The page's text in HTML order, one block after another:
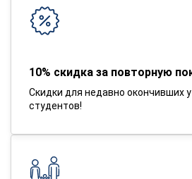
10% скидка за повторную
Скидки для недавно окончивших
студентов!